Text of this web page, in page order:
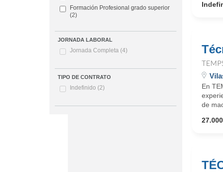
Formación Profesional grado superior
(2)
JORNADA LABORAL
Jornada Completa (4)
TIPO DE CONTRATO
Indefinido (2)
En
de